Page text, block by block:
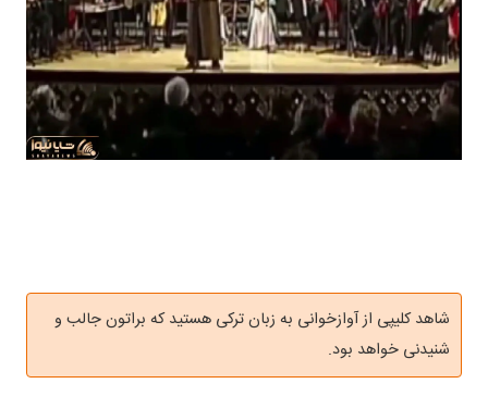
شاهد کلیپی از آوازخوانی به زبان ترکی هستید که براتون جالب و
شنیدنی خواهد بود.